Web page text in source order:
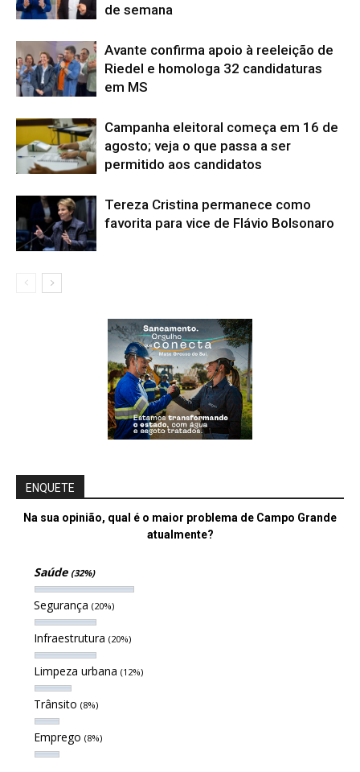
de semana
Avante confirma apoio à reeleição de
Riedel e homologa 32 candidaturas
em MS
Campanha eleitoral começa em 16 de
agosto; veja o que passa a ser
permitido aos candidatos
Tereza Cristina permanece como
favorita para vice de Flávio Bolsonaro
ENQUETE
Na sua opinião, qual é o maior problema de Campo Grande
atualmente?
Saúde (32%)
Segurança (20%)
Infraestrutura (20%)
Limpeza urbana (12%)
Trânsito (8%)
Emprego (8%)